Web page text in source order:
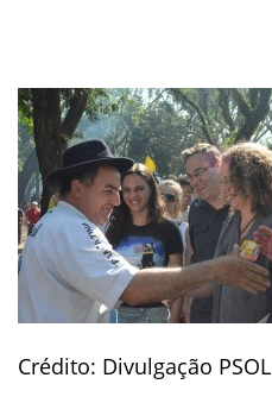
Crédito: Divulgação PSOL